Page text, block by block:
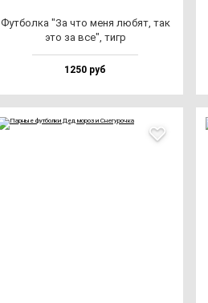
Фут­бол­ка "За что ме­ня лю­бят, так
это за все", тигр
1250 руб